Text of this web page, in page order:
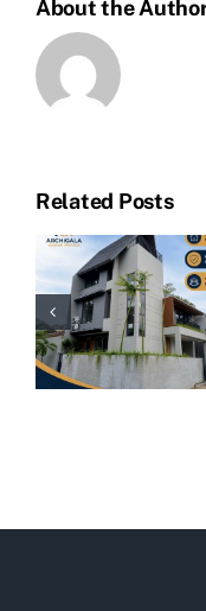
About the
Related Posts